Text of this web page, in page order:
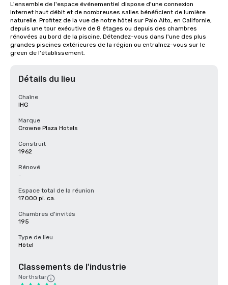
L'ensemble de l'espace événementiel dispose d'une connexion
Internet haut débit et de nombreuses salles bénéficient de lumière
naturelle. Profitez de la vue de notre hôtel sur Palo Alto, en Californie,
depuis une tour exécutive de 8 étages ou depuis des chambres
rénovées au bord de la piscine. Détendez-vous dans l'une des plus
grandes piscines extérieures de la région ou entraînez-vous sur le
green de l'établissement.
Détails du lieu
Chaîne
IHG
Marque
Crowne Plaza Hotels
Construit
1962
Rénové
-
Espace total de la réunion
17 000 pi. ca.
Chambres d'invités
195
Type de lieu
Hôtel
Classements de l'industrie
Northstar